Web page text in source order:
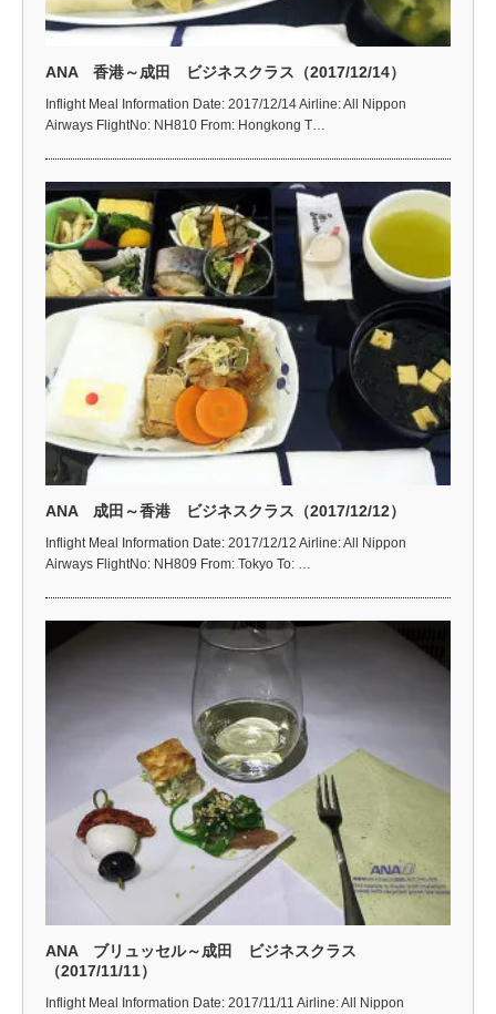
ANA 香港～成田 ビジネスクラス（2017/12/14）
Inflight Meal Information Date: 2017/12/14 Airline: All Nippon
Airways FlightNo: NH810 From: Hongkong T…
ANA 成田～香港 ビジネスクラス（2017/12/12）
Inflight Meal Information Date: 2017/12/12 Airline: All Nippon
Airways FlightNo: NH809 From: Tokyo To: …
ANA ブリュッセル～成田 ビジネスクラス
（2017/11/11）
Inflight Meal Information Date: 2017/11/11 Airline: All Nippon